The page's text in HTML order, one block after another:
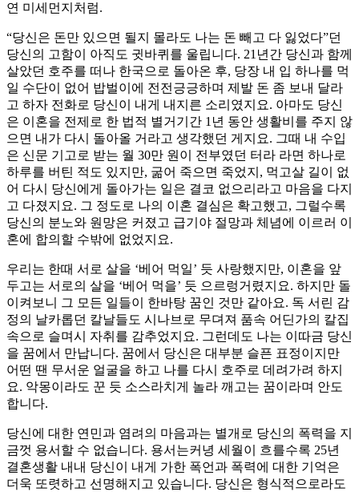
연 미세먼지처럼.
“당신은 돈만 있으면 될지 몰라도 나는 돈 빼고 다 잃었다”던
당신의 고함이 아직도 귓바퀴를 울립니다. 21년간 당신과 함께
살았던 호주를 떠나 한국으로 돌아온 후, 당장 내 입 하나를 먹
일 수단이 없어 밥벌이에 전전긍긍하며 제발 돈 좀 보내 달라
고 하자 전화로 당신이 내게 내지른 소리였지요. 아마도 당신
은 이혼을 전제로 한 법적 별거기간 1년 동안 생활비를 주지 않
으면 내가 다시 돌아올 거라고 생각했던 게지요. 그때 내 수입
은 신문 기고로 받는 월 30만 원이 전부였던 터라 라면 하나로
하루를 버틴 적도 있지만, 굶어 죽으면 죽었지, 먹고살 길이 없
어 다시 당신에게 돌아가는 일은 결코 없으리라고 마음을 다지
고 다졌지요. 그 정도로 나의 이혼 결심은 확고했고, 그럴수록
당신의 분노와 원망은 커졌고 급기야 절망과 체념에 이르러 이
혼에 합의할 수밖에 없었지요.
우리는 한때 서로 살을 ‘베어 먹일’ 듯 사랑했지만, 이혼을 앞
두고는 서로의 살을 ‘베어 먹을’ 듯 으르렁거렸지요. 하지만 돌
이켜보니 그 모든 일들이 한바탕 꿈인 것만 같아요. 독 서린 감
정의 날카롭던 칼날들도 시나브로 무뎌져 품속 어딘가의 칼집
속으로 슬며시 자취를 감추었지요. 그런데도 나는 이따금 당신
을 꿈에서 만납니다. 꿈에서 당신은 대부분 슬픈 표정이지만
어떤 땐 무서운 얼굴을 하고 나를 다시 호주로 데려가려 하지
요. 악몽이라도 꾼 듯 소스라치게 놀라 깨고는 꿈이라며 안도
합니다.
당신에 대한 연민과 염려의 마음과는 별개로 당신의 폭력을 지
금껏 용서할 수 없습니다. 용서는커녕 세월이 흐를수록 25년
결혼생활 내내 당신이 내게 가한 폭언과 폭력에 대한 기억은
더욱 또렷하고 선명해지고 있습니다. 당신은 형식적으로라도